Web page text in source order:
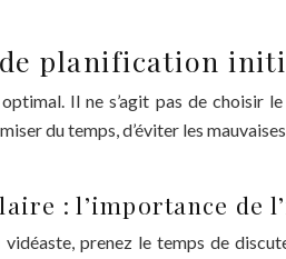
planification
Il ne s’agit pas de
du temps, d’éviter les
: l’importance de
prenez le temps de